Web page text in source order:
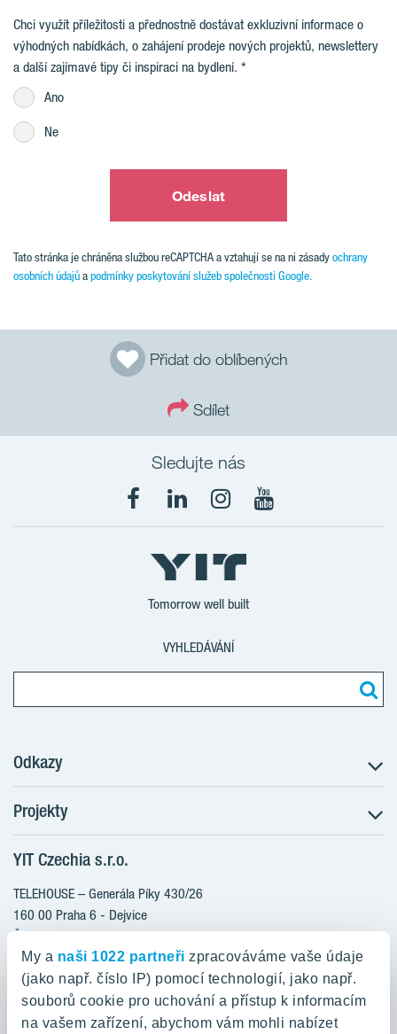
My a naši 1022 partneři zpracováváme vaše údaje
(jako např. číslo IP) pomocí technologií, jako např.
souborů cookie pro uchování a přístup k informacím
na vašem zařízení, abychom vám mohli nabízet
Přidat do oblíbených
Sdílet
Chci využít příležitosti a přednostně dostávat exkluzivní informace o
výhodných nabídkách, o zahájení prodeje nových projektů, newslettery
a další zajímavé tipy či inspiraci na bydlení.
Ano
Ne
Odeslat
Tato stránka je chráněna službou reCAPTCHA a vztahují se na ni zásadyochrany
osobních údajůapodmínky poskytování služeb společnosti Google.
Sledujte nás
Tomorrow well built
VYHLEDÁVÁNÍ
Odkazy
Postup koupě
Klientské změny
Aktuality
Blog
Kariéra
O nás
YIT PLUS
Projekty
RANTA Barrandov III
RANTA Barrandov IV
TOIVO Roztyly II
KALEVALA
VIRTA Kladno
KATTILA Kamýk
YIT Czechia s.r.o.
TELEHOUSE – Generála Píky 430/26
160 00 Praha 6 - Dejvice
Česká republika
800 200 666
domov@yit.cz